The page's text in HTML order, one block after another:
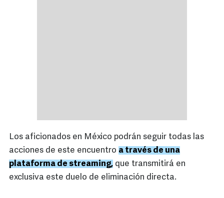
Los aficionados en México podrán seguir todas las
acciones de este encuentro a través de una
plataforma de streaming, que transmitirá en
exclusiva este duelo de eliminación directa.